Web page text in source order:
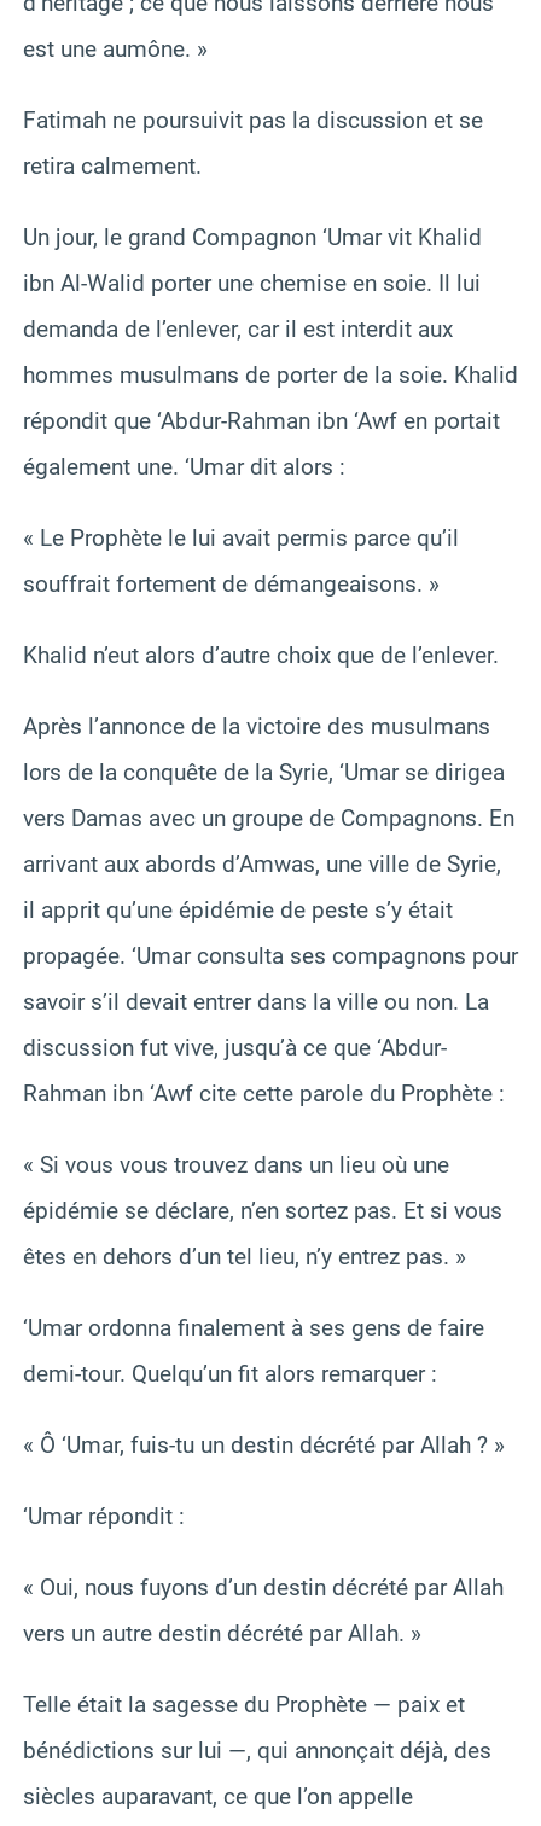
est une aumône. »
Fatimah ne poursuivit pas la discussion et se
retira calmement.
Un jour, le grand Compagnon ‘Umar vit Khalid
ibn Al-Walid porter une chemise en soie. Il lui
demanda de l’enlever, car il est interdit aux
hommes musulmans de porter de la soie. Khalid
répondit que ‘Abdur-Rahman ibn ‘Awf en portait
également une. ‘Umar dit alors :
« Le Prophète le lui avait permis parce qu’il
souffrait fortement de démangeaisons. »
Khalid n’eut alors d’autre choix que de l’enlever.
Après l’annonce de la victoire des musulmans
lors de la conquête de la Syrie, ‘Umar se dirigea
vers Damas avec un groupe de Compagnons. En
arrivant aux abords d’Amwas, une ville de Syrie,
il apprit qu’une épidémie de peste s’y était
propagée. ‘Umar consulta ses compagnons pour
savoir s’il devait entrer dans la ville ou non. La
discussion fut vive, jusqu’à ce que ‘Abdur-
Rahman ibn ‘Awf cite cette parole du Prophète :
« Si vous vous trouvez dans un lieu où une
épidémie se déclare, n’en sortez pas. Et si vous
êtes en dehors d’un tel lieu, n’y entrez pas. »
‘Umar ordonna finalement à ses gens de faire
demi-tour. Quelqu’un fit alors remarquer :
« Ô ‘Umar, fuis-tu un destin décrété par Allah ? »
‘Umar répondit :
« Oui, nous fuyons d’un destin décrété par Allah
vers un autre destin décrété par Allah. »
Telle était la sagesse du Prophète — paix et
bénédictions sur lui —, qui annonçait déjà, des
siècles auparavant, ce que l’on appelle